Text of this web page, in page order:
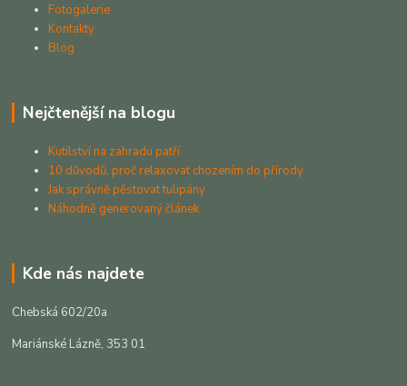
Fotogalerie
Kontakty
Blog
Nejčtenější na blogu
Kutilství na zahradu patří
10 důvodů, proč relaxovat chozením do přírody
Jak správně pěstovat tulipány
Náhodně generovaný článek
Kde nás najdete
Chebská 602/20a
Mariánské Lázně, 353 01